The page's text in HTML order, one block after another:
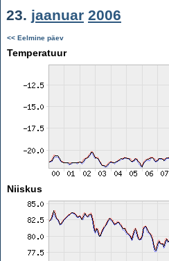
23. jaanuar 2006
<< Eelmine päev
Temperatuur
Niiskus